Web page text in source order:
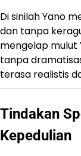
Di sinilah Yano
dan tanpa
mengelap mulut
tanpa
terasa realistis
Tindakan
Kepedulian